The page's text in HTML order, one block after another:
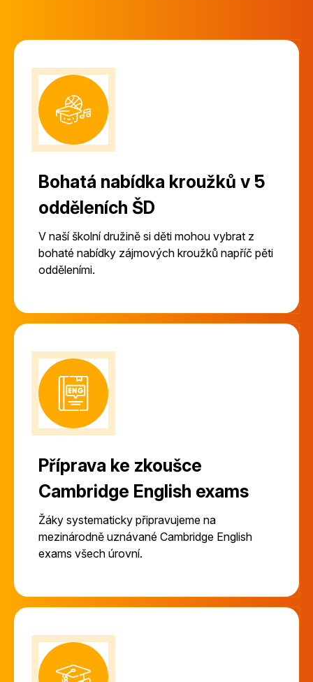
Bohatá nabídka kroužků v 5
odděleních ŠD
V naší školní družině si děti mohou vybrat z
bohaté nabídky zájmových kroužků napříč pěti
odděleními.
Příprava ke zkoušce
Cambridge English exams
Žáky systematicky připravujeme na
mezinárodně uznávané Cambridge English
exams všech úrovní.